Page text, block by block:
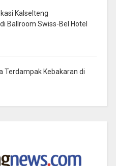
Kalselteng
Ballroom Swiss-Bel Hotel
Terdampak Kebakaran di